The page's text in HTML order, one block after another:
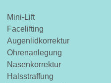
Mini-Lift
Facelifting
Augenlidkorrektur
Ohrenanlegung
Nasenkorrektur
Halsstraffung